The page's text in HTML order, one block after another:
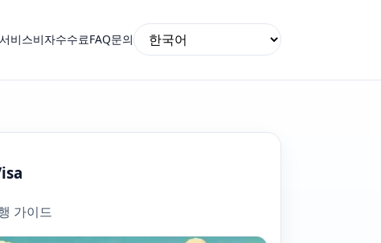
서비스비자수수료FAQ문의
가이드